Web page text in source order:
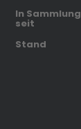
In Sammlung
seit
Stand